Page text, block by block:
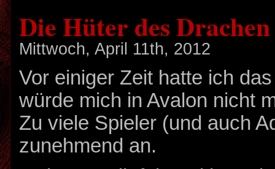
Die Hüter des Drachen
Mittwoch, April 11th, 2012
Vor einiger Zeit hatte ich
würde mich in Avalon nicht
Zu viele Spieler (und auch
zunehmend an.